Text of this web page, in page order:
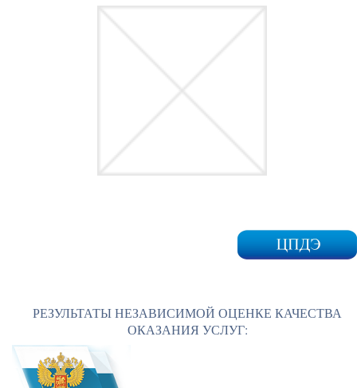
РЕЗУЛЬТАТЫ НЕЗАВИСИМОЙ ОЦЕНКЕ КАЧЕСТВА
ОКАЗАНИЯ УСЛУГ: